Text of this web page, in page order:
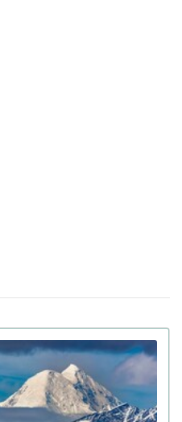
через депресію
через війну в Ірані:
шоковані тактикою
Сході: деталі